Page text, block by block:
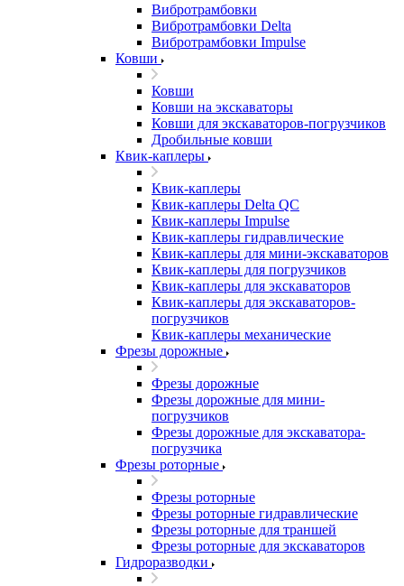
Вибротрамбовки
Вибротрамбовки Delta
Вибротрамбовки Impulse
Ковши
Ковши
Ковши на экскаваторы
Ковши для экскаваторов-погрузчиков
Дробильные ковши
Квик-каплеры
Квик-каплеры
Квик-каплеры Delta QC
Квик-каплеры Impulse
Квик-каплеры гидравлические
Квик-каплеры для мини-экскаваторов
Квик-каплеры для погрузчиков
Квик-каплеры для экскаваторов
Квик-каплеры для экскаваторов-
погрузчиков
Квик-каплеры механические
Фрезы дорожные
Фрезы дорожные
Фрезы дорожные для мини-
погрузчиков
Фрезы дорожные для экскаватора-
погрузчика
Фрезы роторные
Фрезы роторные
Фрезы роторные гидравлические
Фрезы роторные для траншей
Фрезы роторные для экскаваторов
Гидроразводки